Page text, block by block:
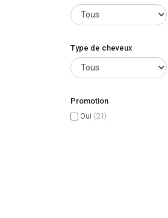
Type de cheveux
Promotion
Oui (21)